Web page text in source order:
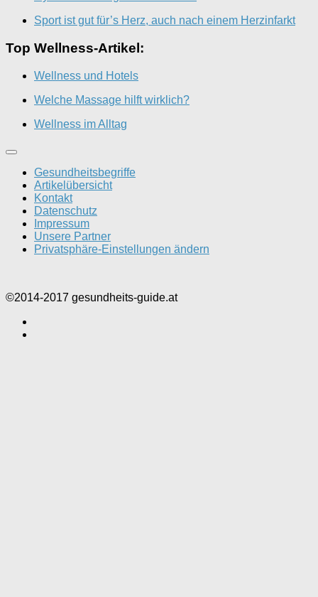
Sport ist gut für’s Herz, auch nach einem Herzinfarkt
Top Wellness-Artikel:
Wellness und Hotels
Welche Massage hilft wirklich?
Wellness im Alltag
Gesundheitsbegriffe
Artikelübersicht
Kontakt
Datenschutz
Impressum
Unsere Partner
Privatsphäre-Einstellungen ändern
©2014-2017 gesundheits-guide.at